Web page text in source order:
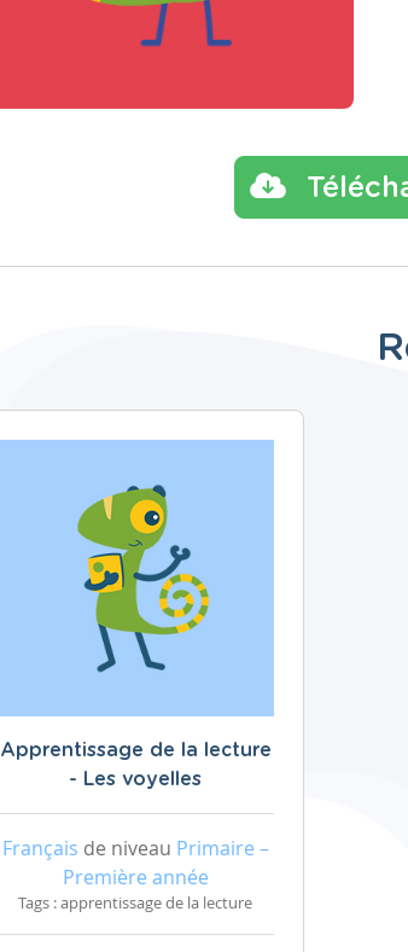
Apprentissage de la lecture
- Les voyelles
Français de niveau Primaire –
Première année
Tags : apprentissage de la lecture